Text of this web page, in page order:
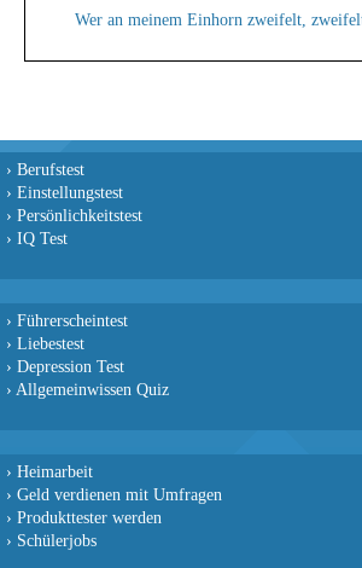
Wer an meinem Einhorn zweifelt,
› Berufstest
› Einstellungstest
› Persönlichkeitstest
› IQ Test
› Führerscheintest
› Liebestest
› Depression Test
› Allgemeinwissen Quiz
› Heimarbeit
› Geld verdienen mit Umfragen
› Produkttester werden
› Schülerjobs